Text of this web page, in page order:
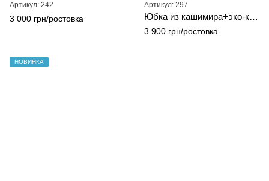
Артикул: 242
3 000 грн/ростовка
Артикул: 297
Юбка из кашимира+эко-кожа на подкладке
3 900 грн/ростовка
НОВИНКА